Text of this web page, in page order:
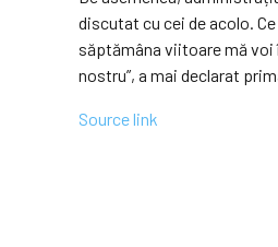
discutat cu cei de acolo.
săptămâna viitoare mă voi
nostru”, a mai declarat
Source link